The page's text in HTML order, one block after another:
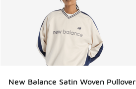
New Balance Satin Woven Pullover